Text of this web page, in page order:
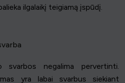
ilgalaikį teigiamą įspūdį.
svarbos negalima pervertinti.
yra labai svarbus siekiant